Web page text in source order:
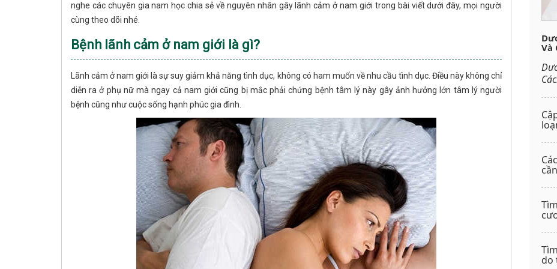
nghe các chuyên gia nam học chia sẻ về nguyên nhân gây lãnh cảm ở nam giới trong bài viết dưới đây, mọi người
cùng theo dõi nhé.
Bệnh lãnh cảm ở nam giới là gì?
Lãnh cảm ở nam giới là sự suy giảm khả năng tình dục, không có ham muốn về nhu cầu tình dục. Điều này không chỉ
diễn ra ở phụ nữ mà ngay cả nam giới cũng bị mắc phải chứng bệnh tâm lý này gây ảnh hưởng lớn tâm lý người
bệnh cũng như cuộc sống hạnh phúc gia đình.
Và
do